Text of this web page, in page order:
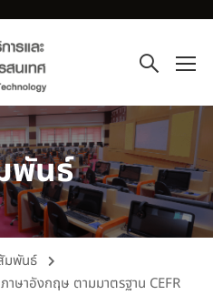
พันธ์
มพันธ์
าษาอังกฤษ ตามมาตรฐาน CEFR